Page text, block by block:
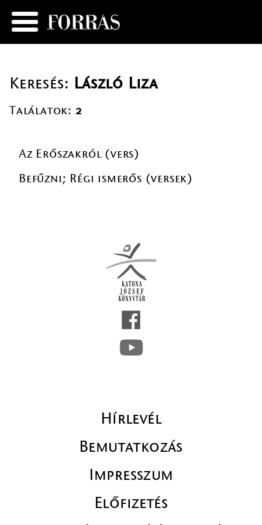
Keresés: László Liza
Találatok: 2
Az Erőszakról (vers)
Befűzni; Régi ismerős (versek)
Hírlevél
Bemutatkozás
Impresszum
Előfizetés